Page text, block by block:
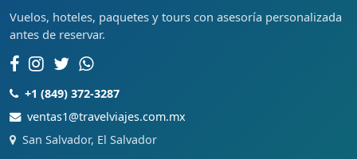
Vuelos, hoteles, paquetes y tours con asesoría personalizada
antes de reservar.
+1 (849) 372-3287
ventas1@travelviajes.com.mx
San Salvador, El Salvador